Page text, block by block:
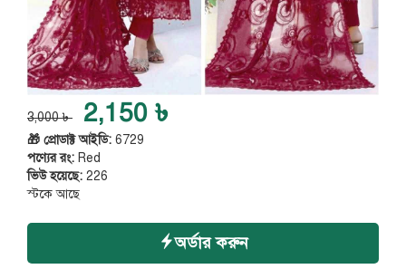
3,000 ৳ 2,150 ৳
🎁 প্রোডাক্ট আইডি: 6729
পণ্যের রং: Red
ভিউ হয়েছে: 226
স্টকে আছে
অর্ডার করুন